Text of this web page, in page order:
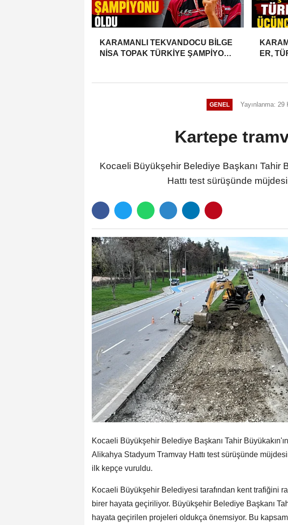
KARAMANLI TEKVANDOCU BİLGE
NİSA TOPAK TÜRKİYE ŞAMPİYONU
ER,
GENEL Yayınlanma: 29
Kartepe
Kocaeli Büyükşehir Belediye Başkanı Tahir
Hattı test sürüşünde
Kocaeli Büyükşehir Belediye Başkanı Tahir
Alikahya Stadyum Tramvay Hattı test sürüşünde
ilk kepçe vuruldu.
Kocaeli Büyükşehir Belediyesi tarafından kent trafiğini
birer hayata geçiriliyor. Büyükşehir Belediye Başkanı
hayata geçirilen projeleri oldukça önemsiyor. Bu